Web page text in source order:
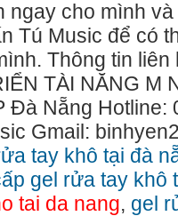
ngay cho mình
Tú Music để có
Thông tin liên
TÀI NĂNG M
Đà Nẵng Hotline:
Gmail:
tay khô tại đà
gel rửa tay khô
tai da nang, gel